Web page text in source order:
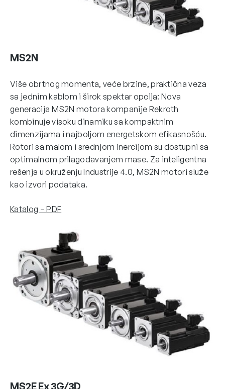
MS2N
Više obrtnog momenta, veće brzine, praktična veza
sa jednim kablom i širok spektar opcija: Nova
generacija MS2N motora kompanije Rekroth
kombinuje visoku dinamiku sa kompaktnim
dimenzijama i najboljom energetskom efikasnošću.
Rotori sa malom i srednjom inercijom su dostupni sa
optimalnom prilagođavanjem mase. Za inteligentna
rešenja u okruženju Industrije 4.0, MS2N motori služe
kao izvori podataka.
Katalog – PDF
MS2E Ex 3G/3D